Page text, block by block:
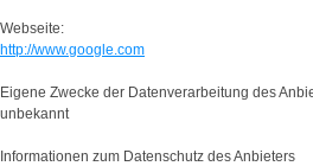
Webseite:
http://www.google.com
Eigene Zwecke der Datenverarbeitung des
unbekannt
Informationen zum Datenschutz des Anbieters